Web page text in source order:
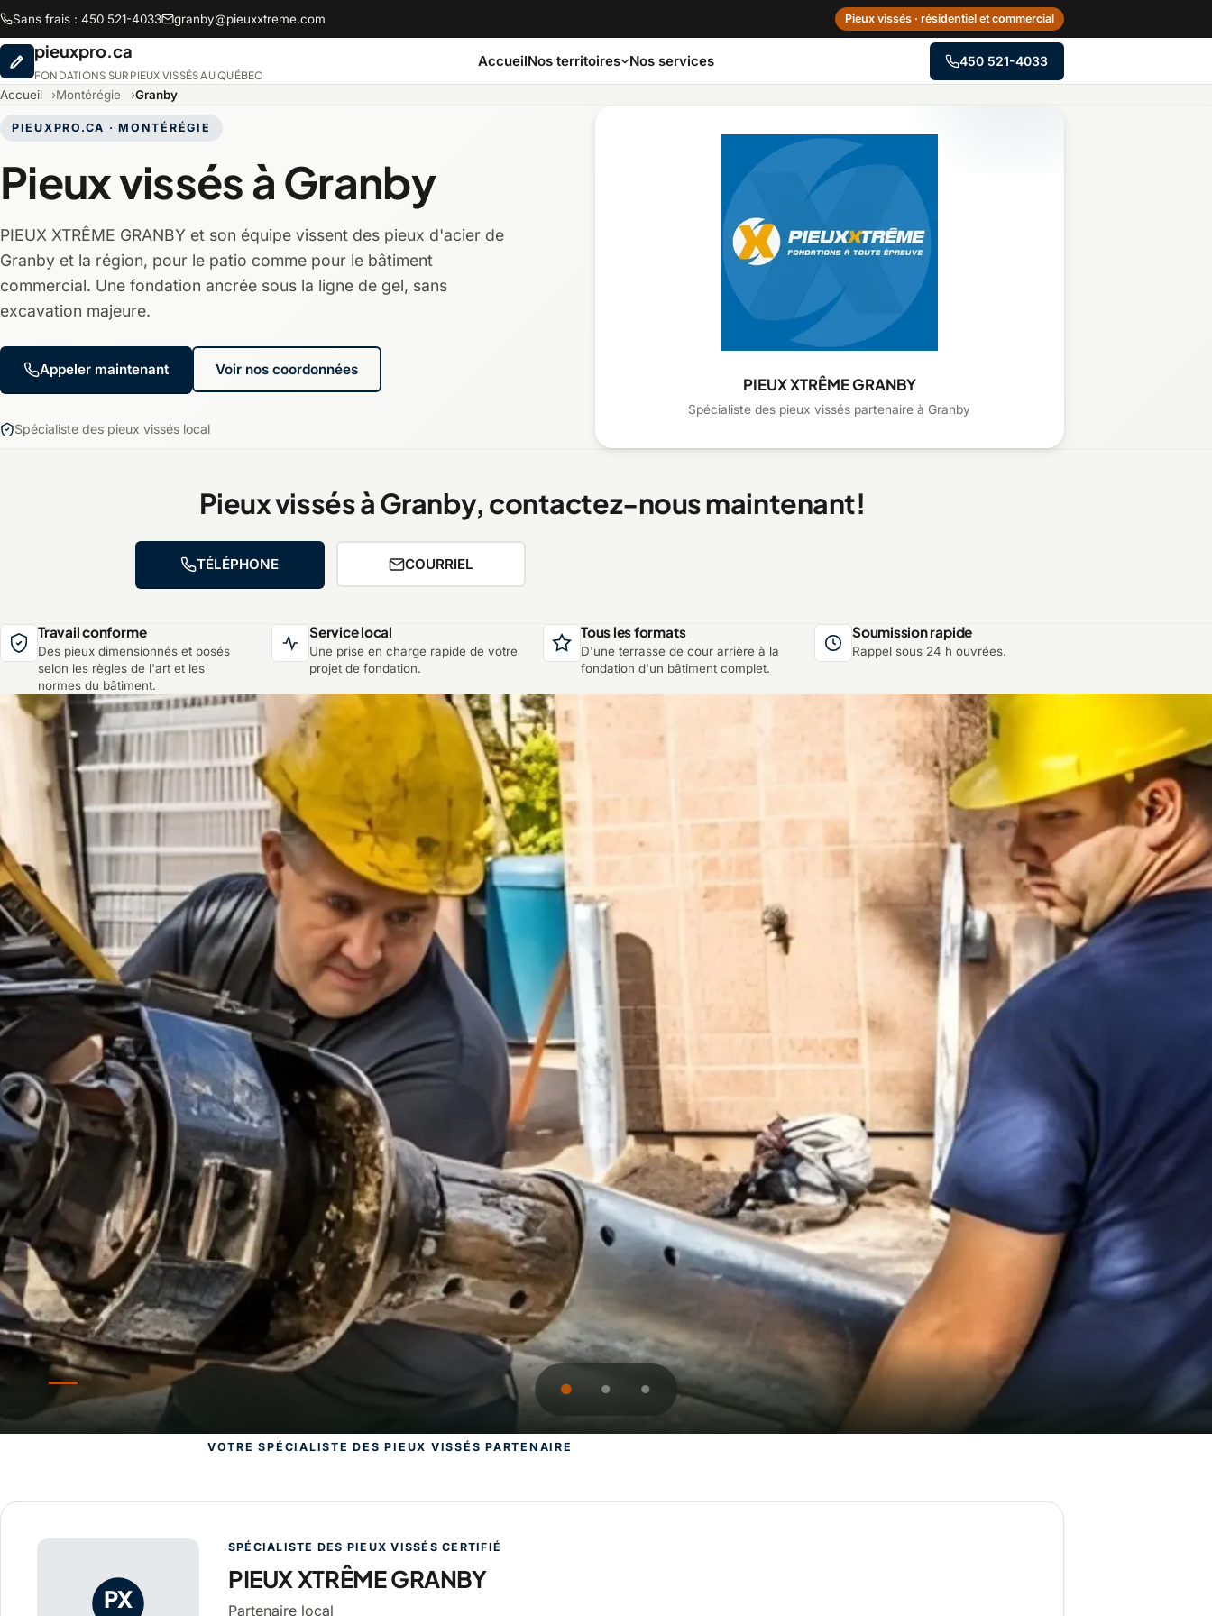
Sans frais : 450 521-4033 granby@pieuxxtreme.com Pieux vissés · résidentiel et commercial
pieuxpro.ca
FONDATIONS SUR PIEUX VISSÉS AU QUÉBEC
AccueilNos territoires
Abitibi-Témiscamingue Bas-Saint-Laurent Centre-du-Québec
Chaudière-Appalaches Côte-Nord
Gaspésie–Îles-de-la-
Madeleine
Lanaudière Laurentides Mauricie
Montréal Outaouais
Saguenay-Lac-Saint-Jean
Nos services 450 521-4033
Accueil Montérégie Granby
PIEUXPRO.CA · MONTÉRÉGIE
Pieux vissés à Granby
PIEUX XTRÊME GRANBY et son équipe vissent des pieux d'acier de
Granby et la région, pour le patio comme pour le bâtiment
commercial. Une fondation ancrée sous la ligne de gel, sans
excavation majeure.
Appeler maintenant Voir nos coordonnées
Spécialiste des pieux vissés local
PIEUX XTRÊME GRANBY
Spécialiste des pieux vissés partenaire à Granby
Pieux vissés à Granby, contactez-nous maintenant!
TÉLÉPHONE COURRIEL
Travail conforme
Des pieux dimensionnés et posés
selon les règles de l'art et les
normes du bâtiment.
Service local
Une prise en charge rapide de votre
projet de fondation.
Tous les formats
D'une terrasse de cour arrière à la
fondation d'un bâtiment complet.
Soumission rapide
Rappel sous 24 h ouvrées.
VOTRE SPÉCIALISTE DES PIEUX VISSÉS PARTENAIRE
PX
SPÉCIALISTE DES PIEUX VISSÉS CERTIFIÉ
PIEUX XTRÊME GRANBY
Partenaire local